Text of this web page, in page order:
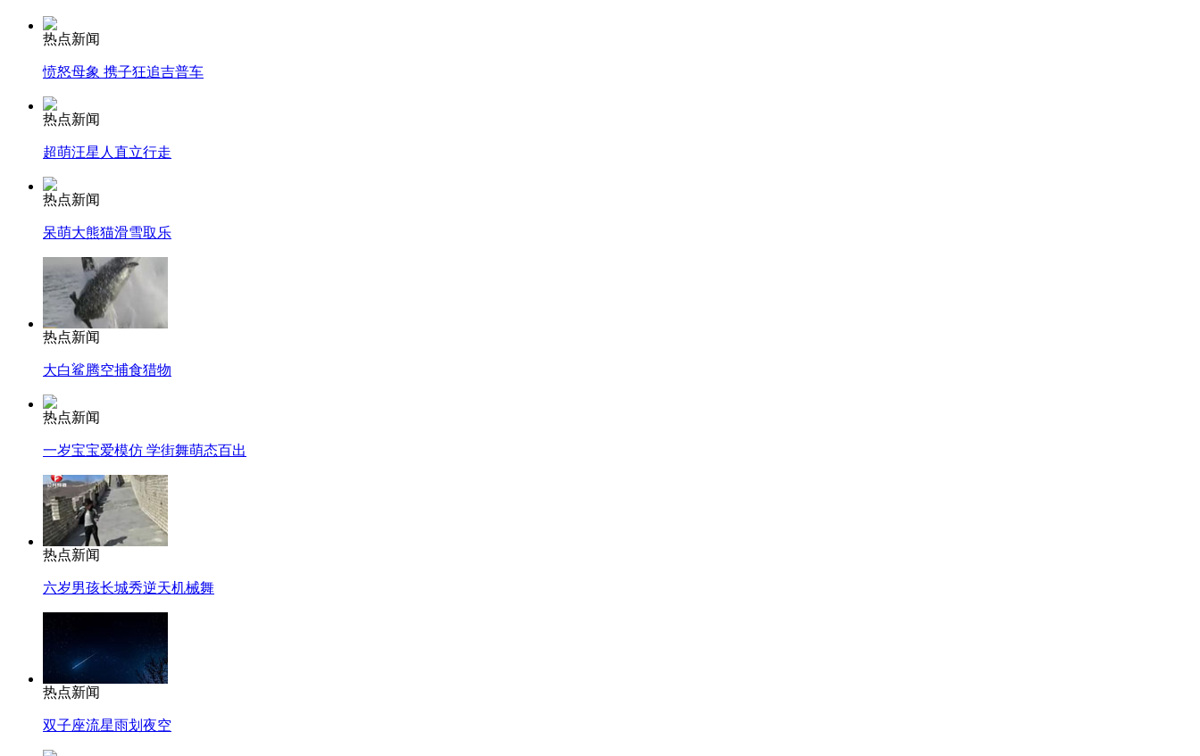
热点新闻
愤怒母象 携子狂追吉普车
热点新闻
超萌汪星人直立行走
热点新闻
呆萌大熊猫滑雪取乐
热点新闻
大白鲨腾空捕食猎物
热点新闻
一岁宝宝爱模仿 学街舞萌态百出
热点新闻
六岁男孩长城秀逆天机械舞
热点新闻
双子座流星雨划夜空